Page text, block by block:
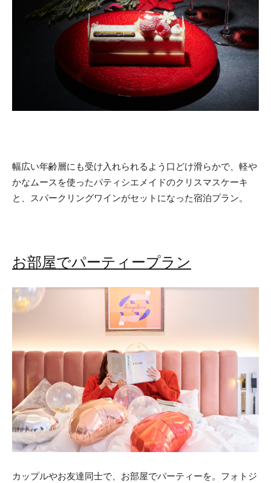
幅広い年齢層にも受け入れられるよう口どけ滑らかで、軽や
かなムースを使ったパティシエメイドのクリスマスケーキ
と、スパークリングワインがセットになった宿泊プラン。
お部屋でパーティープラン
カップルやお友達同士で、お部屋でパーティーを。フォトジ